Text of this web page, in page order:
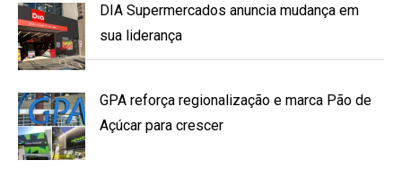
DIA Supermercados anuncia mudança em
sua liderança
GPA reforça regionalização e marca Pão de
Açúcar para crescer